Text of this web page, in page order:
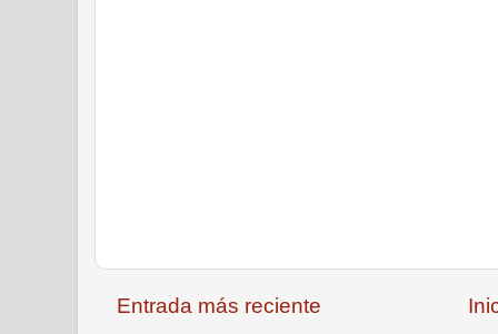
Entrada más reciente